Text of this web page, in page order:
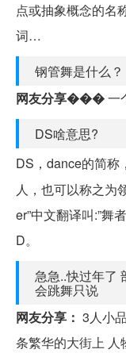
点或抽象概念的名
词…
钢管舞是什么？
网友分享���一
DS啥意思?
DS，dance的简称
人，也可以称之为
er”中文翻译叫:”舞
D。
急急..快过年了
会跳舞只说
网友分享： 3人小
条繁华的大街上 人